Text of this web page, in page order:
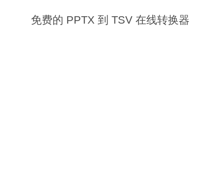
免费的 PPTX 到 TSV 在线转换器